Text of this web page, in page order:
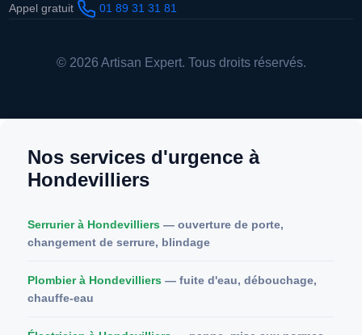
Appel gratuit 01 89 31 31 81
© 2026 Artisan Expert. Tous droits réservés.
Nos services d'urgence à
Hondevilliers
Serrurier à Hondevilliers — ouverture de porte,
changement de serrure, blindage
Plombier à Hondevilliers — fuite d'eau, débouchage,
chauffe-eau